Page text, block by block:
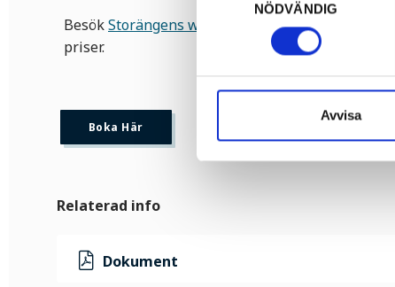
NÖDVÄNDIG
Avvisa
BesökStorängens webbplats
för mer
priser.
Boka Här
Relaterad info
Dokument